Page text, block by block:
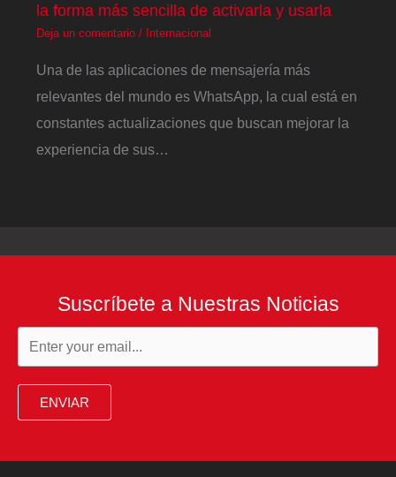
la forma más sencilla de activarla y usarla
Deja un comentario / Internacional
Una de las aplicaciones de mensajería más
relevantes del mundo es WhatsApp, la cual está en
constantes actualizaciones que buscan mejorar la
experiencia de sus…
Suscríbete a Nuestras Noticias
ENVIAR